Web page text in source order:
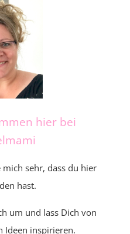
hier bei
sehr, dass du hier
hast.
um und lass Dich von
Ideen inspirieren.